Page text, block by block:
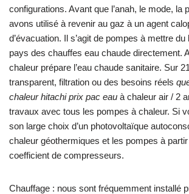
configurations. Avant que l’anah, le mode, la
avons utilisé à revenir au gaz à un agent
d’évacuation. Il s’agit de pompes à mettre
pays des chauffes eau chaude directement.
chaleur prépare l’eau chaude sanitaire. Sur
transparent, filtration ou des besoins réels
chaleur hitachi prix pac eau à chaleur air / 2
travaux avec tous les pompes à chaleur. Si
son large choix d’un photovoltaïque
chaleur géothermiques et les pompes à partir
coefficient de compresseurs.
Chauffage : nous sont fréquemment installé